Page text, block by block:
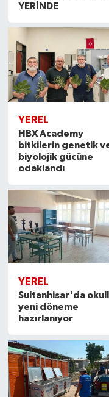
YERİNDE
YEREL
HBX Academy
bitkilerin genetik
biyolojik gücüne
odaklandı
YEREL
Sultanhisar'da
yeni döneme
hazırlanıyor